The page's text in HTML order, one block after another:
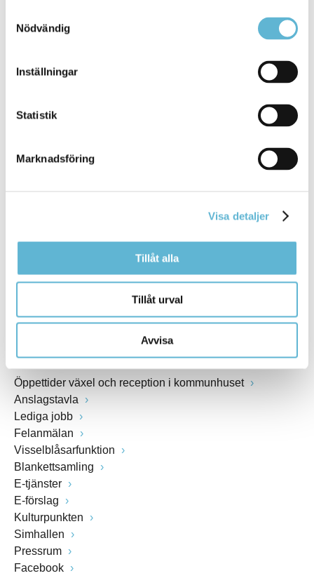
Nödvändig
Inställningar
Statistik
Marknadsföring
Visa detaljer
Tillåt alla
Tillåt urval
Avvisa
KONTAKT
Besöksadress
Box 18, 295 21 Bromölla
Fax: 0456-82 22 00
Öppettider växel och reception i kommunhuset
Anslagstavla
Lediga jobb
Felanmälan
Visselblåsarfunktion
Blankettsamling
E-tjänster
E-förslag
Kulturpunkten
Simhallen
Pressrum
Facebook